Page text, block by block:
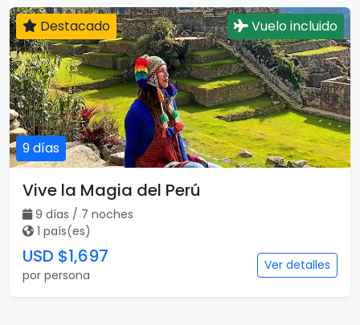
9 días
Destacado Vuelo incluido
Vive la Magia del Perú
9 días / 7 noches
1 país(es)
USD $1,697
por persona
Ver detalles